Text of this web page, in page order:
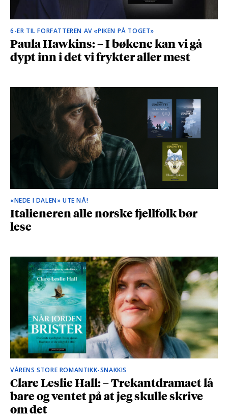
6-ER TIL FORFATTEREN AV «PIKEN PÅ TOGET»
Paula Hawkins: – I bøkene kan vi gå
dypt inn i det vi frykter aller mest
«NEDE I DALEN» UTE NÅ!
Italieneren alle norske fjellfolk bør
lese
VÅRENS STORE ROMANTIKK-SNAKKIS
Clare Leslie Hall: – Trekantdramaet lå
bare og ventet på at jeg skulle skrive
om det